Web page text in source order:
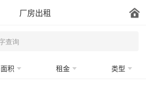
厂房出租
面积 租金 类型